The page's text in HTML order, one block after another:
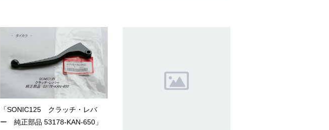
「SONIC125 クラッチ・レバ
ー 純正部品 53178-KAN-650」